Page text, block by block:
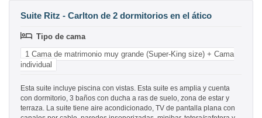
Suite Ritz - Carlton de 2 dormitorios en el ático
Tipo de cama
1 Cama de matrimonio muy grande (Super-King size) + Cama
individual
Esta suite incluye piscina con vistas. Esta suite es amplia y cuenta
con dormitorio, 3 baños con ducha a ras de suelo, zona de estar y
terraza. La suite tiene aire acondicionado, TV de pantalla plana con